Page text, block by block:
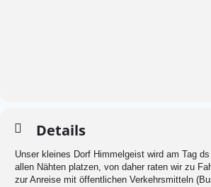
Details
Unser kleines Dorf Himmelgeist wird am Tag
allen Nähten platzen, von daher raten wir zu
zur Anreise mit öffentlichen Verkehrsmitteln